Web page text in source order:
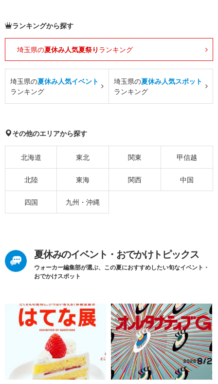
ランキングから探す
埼玉県の夏休み人気夏祭り ランキング
埼玉県の夏休み人気イベント
ランキング
埼玉県の夏休み人気スポット
ランキング
その他のエリアから探す
北海道 東北 関東 甲信越
北陸 東海 関西 中国
四国 九州・沖縄
夏休みのイベント・おでかけトピックス
ウォーカー編集部が選ぶ、この夏におすすめしたい旬なイベント・
おでかけスポット